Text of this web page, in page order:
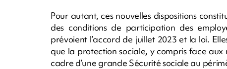
Pour autant, ces nouvelles dispositions
des conditions de participation des
prévoient l’accord de juillet 2023 et la loi.
que la protection sociale, y compris face
cadre d’une grande Sécurité sociale au